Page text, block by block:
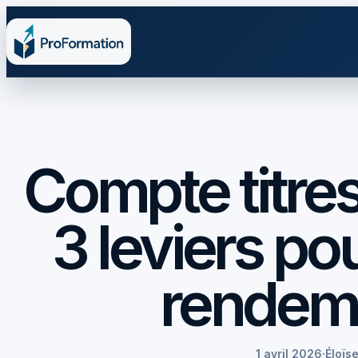
Compte
3 leviers
1 avril 2026·